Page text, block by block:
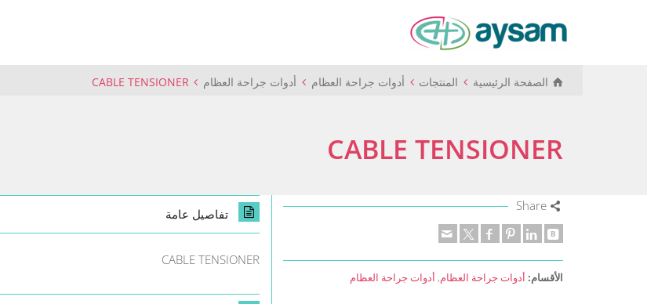
الصفحة الرئيسية المنتجات أدوات جراحة العظام أدوات جراحة العظام CABLE TENSIONER
CABLE TENSIONER
Share
الأقسام: أدوات جراحة العظام, أدوات جراحة العظام
تفاصيل عامة
CABLE TENSIONER